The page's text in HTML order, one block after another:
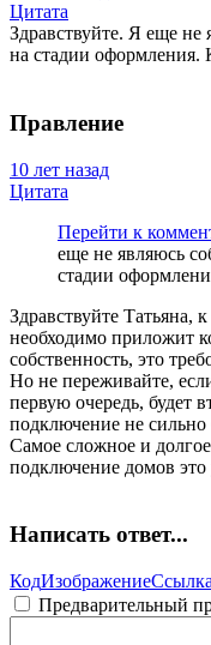
Цитата
Здравствуйте. Я еще
на стадии оформления.
Правление
10 лет назад
Цитата
Перейти к
еще не являюсь
стадии
Здравствуйте Татьяна,
необходимо приложит
собственность, это
Но не переживайте,
первую очередь, будет
подключение не сильно
Самое сложное и
подключение домов
Написать ответ...
КодИзображениеСсылка
Предварительный